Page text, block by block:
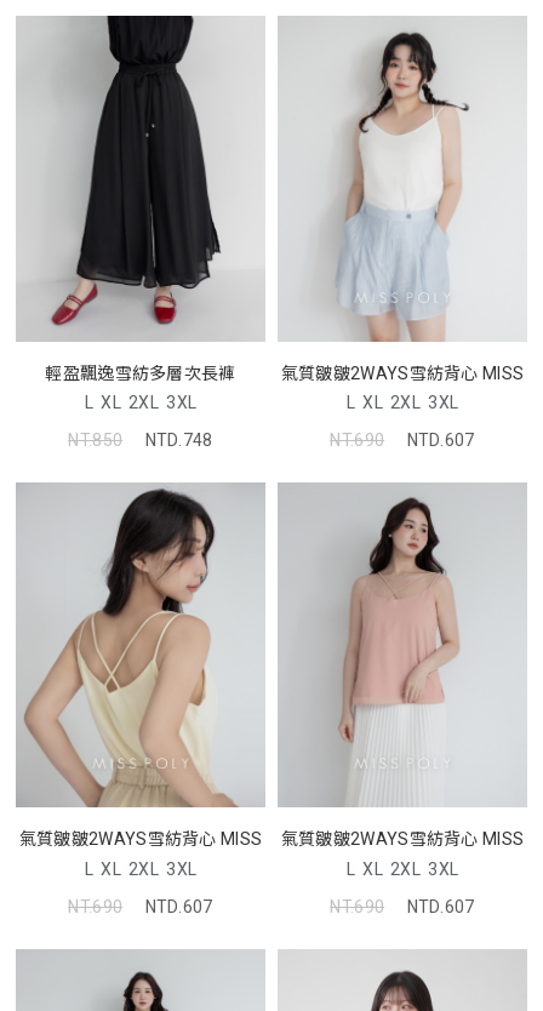
輕盈飄逸雪紡多層次長褲
L XL 2XL 3XL
NT.850
NTD.748
氣質皺皺2WAYS雪紡背心 MISS
L XL 2XL 3XL
NT.690
NTD.607
氣質皺皺2WAYS雪紡背心 MISS
L XL 2XL 3XL
NT.690
NTD.607
氣質皺皺2WAYS雪紡背心 MISS
L XL 2XL 3XL
NT.690
NTD.607